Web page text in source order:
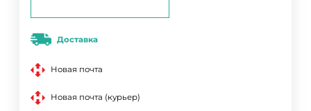
Доставка
Новая почта
Новая почта (курьер)